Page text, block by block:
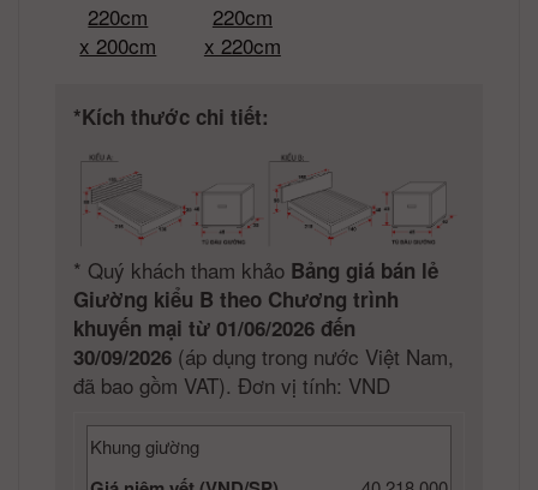
220cm
x 200cm
220cm
x 220cm
*Kích thước chi tiết:
* Quý khách tham khảo Bảng giá bán lẻ
Giường kiểu B theo Chương trình
khuyến mại từ 01/06/2026 đến
30/09/2026 (áp dụng trong nước Việt Nam,
đã bao gồm VAT). Đơn vị tính: VND
Khung giường